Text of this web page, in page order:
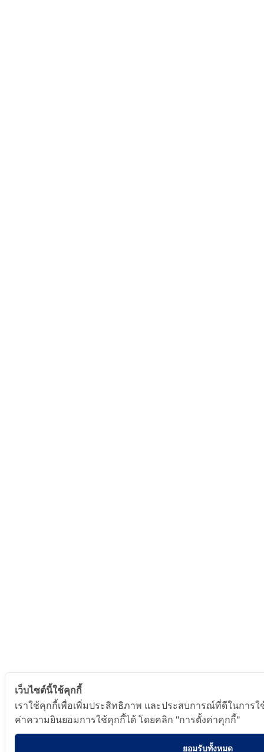
เว็บไซต์นี้ใช้คุกกี้
เราใช้คุกกี้เพื่อเพิ่มประสิทธิภาพ และประสบการณ์ที่ดีในการ
ค่าความยินยอมการใช้คุกกี้ได้ โดยคลิก "การตั้งค่าคุกกี้"
ยอมรับทั้งหมด